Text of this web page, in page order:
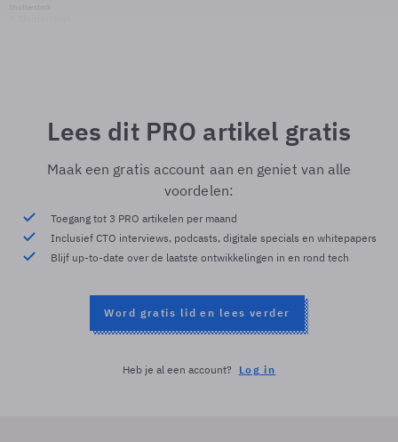
Lees dit PRO artikel gratis
Maak een gratis account aan en geniet van alle
voordelen:
Toegang tot 3 PRO artikelen per maand
Inclusief CTO interviews, podcasts, digitale specials en whitepapers
Blijf up-to-date over de laatste ontwikkelingen in en rond tech
Word gratis lid en lees verder
Heb je al een account? Log in